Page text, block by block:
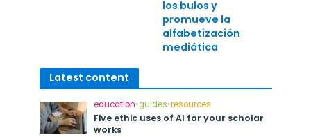
los bulos y
promueve la
alfabetización
mediática
Latest content
education•guides•resources
Five ethic uses of AI for your scholar
works